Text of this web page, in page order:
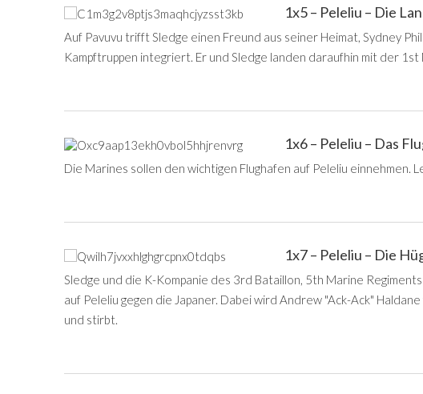
1x5 – Peleliu – Die
Auf Pavuvu trifft Sledge einen Freund aus seiner Heimat, Sydney
Kampftruppen integriert. Er und Sledge landen daraufhin mit der 1st
1x6 – Peleliu – Das
Die Marines sollen den wichtigen Flughafen auf Peleliu einnehmen.
1x7 – Peleliu – Die
Sledge und die K-Kompanie des 3rd Bataillon, 5th Marine
auf Peleliu gegen die Japaner. Dabei wird Andrew "Ack-Ack"
und stirbt.